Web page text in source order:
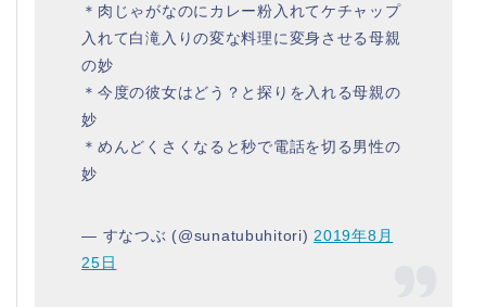
＊肉じゃがなのにカレー粉入れてケチャップ
入れて白滝入りの変な料理に変身させる母親
の妙
＊今度の彼女はどう？と探りを入れる母親の
妙
＊めんどくさくなると秒で電話を切る男性の
妙
— すなつぶ (@sunatubuhitori) 2019年8月
25日